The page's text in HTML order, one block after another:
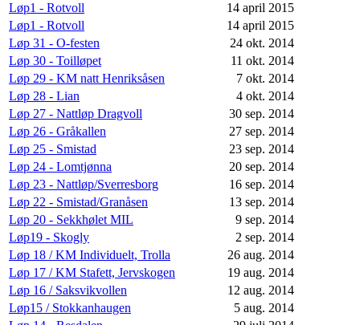
Løp1 - Rotvoll
14 april 2015
Løp1 - Rotvoll
14 april 2015
Løp 31 - O-festen
24 okt. 2014
Løp 30 - Toilløpet
11 okt. 2014
Løp 29 - KM natt Henriksåsen
7 okt. 2014
Løp 28 - Lian
4 okt. 2014
Løp 27 - Nattløp Dragvoll
30 sep. 2014
Løp 26 - Gråkallen
27 sep. 2014
Løp 25 - Smistad
23 sep. 2014
Løp 24 - Lomtjønna
20 sep. 2014
Løp 23 - Nattløp/Sverresborg
16 sep. 2014
Løp 22 - Smistad/Granåsen
13 sep. 2014
Løp 20 - Sekkhølet MIL
9 sep. 2014
Løp19 - Skogly
2 sep. 2014
Løp 18 / KM Individuelt, Trolla
26 aug. 2014
Løp 17 / KM Stafett, Jervskogen
19 aug. 2014
Løp 16 / Saksvikvollen
12 aug. 2014
Løp15 / Stokkanhaugen
5 aug. 2014